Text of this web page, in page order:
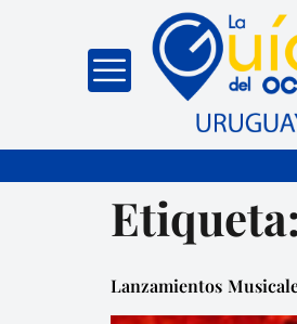
Etiqueta:
Lanzamientos